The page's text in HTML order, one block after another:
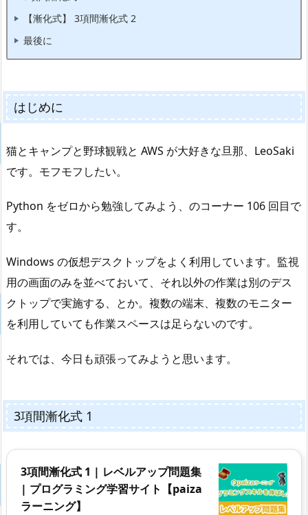
【漸化式】 3項間漸化式 2
最後に
はじめに
猫とキャンプと野球観戦と AWS が大好きな旦那、LeoSaki
です。モフモフしたい。
Python をゼロから勉強してみよう、のコーナー 106 回目で
す。
Windows の仮想デスクトップをよく利用しています。監視
用の画面のみを並べておいて、それ以外の作業は別のデス
クトップで実施する、とか。複数の端末、複数のモニター
を利用していても作業スペースは足らないのです。
それでは、今日も頑張ってみようと思います。
3項間漸化式 1
3項間漸化式 1 | レベルアップ問題集
| プログラミング学習サイト【paiza
ラーニング】